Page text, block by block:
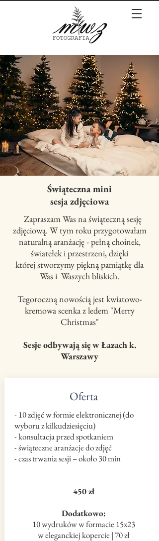
Świąteczna mini
sesja zdjęciowa
Zapraszam Was na świąteczną sesję
zdjęciową. W tym roku przygotowałam
naturalną aranżację - pełną choinek,
światełek i przestrzeni, dzięki
której stworzymy piękną pamiątkę dla
Was i Waszych bliskich.
Tegoroczną nowością jest kwiatowo-
kremowa scenka z ledem "Merry
Christmas"
Sesje odbywają sięw Łazach k.
Warszawy
Oferta
- 10 zdjęć w formie elektronicznej (do
wyboru z kilkudziesięciu)
- konsultacja przed spotkaniem
- świąteczne aranżacje do zdjęć
- czas trwania sesji – około 30 min
450 zł
Dodatkowo:
10 wydruków w formacie 15x23
w eleganckiej kopercie | 70 zł